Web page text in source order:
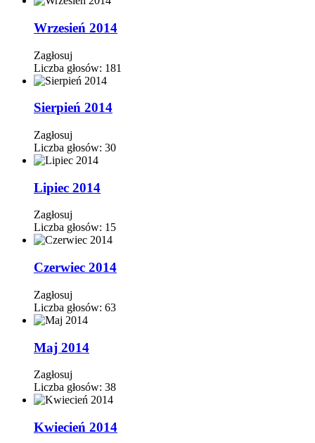
Wrzesień 2014
Zagłosuj
Liczba głosów: 181
Sierpień 2014
Zagłosuj
Liczba głosów: 30
Lipiec 2014
Zagłosuj
Liczba głosów: 15
Czerwiec 2014
Zagłosuj
Liczba głosów: 63
Maj 2014
Zagłosuj
Liczba głosów: 38
Kwiecień 2014